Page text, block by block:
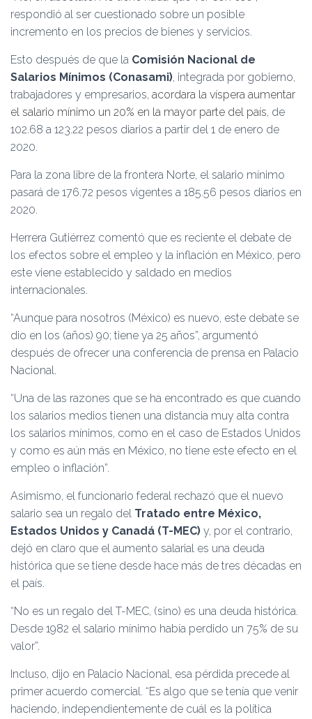
respondió al ser cuestionado sobre un posible
incremento en los precios de bienes y servicios.
Esto después de que la Comisión Nacional de
Salarios Mínimos (Conasami), integrada por gobierno,
trabajadores y empresarios, acordara la víspera aumentar
el salario mínimo un 20% en la mayor parte del país, de
102.68 a 123.22 pesos diarios a partir del 1 de enero de
2020.
Para la zona libre de la frontera Norte, el salario mínimo
pasará de 176.72 pesos vigentes a 185.56 pesos diarios en
2020.
Herrera Gutiérrez comentó que es reciente el debate de
los efectos sobre el empleo y la inflación en México, pero
este viene establecido y saldado en medios
internacionales.
“Aunque para nosotros (México) es nuevo, este debate se
dio en los (años) 90; tiene ya 25 años”, argumentó
después de ofrecer una conferencia de prensa en Palacio
Nacional.
“Una de las razones que se ha encontrado es que cuando
los salarios medios tienen una distancia muy alta contra
los salarios mínimos, como en el caso de Estados Unidos
y como es aún más en México, no tiene este efecto en el
empleo o inflación”.
Asimismo, el funcionario federal rechazó que el nuevo
salario sea un regalo del Tratado entre México,
Estados Unidos y Canadá (T-MEC) y, por el contrario,
dejó en claro que el aumento salarial es una deuda
histórica que se tiene desde hace más de tres décadas en
el país.
“No es un regalo del T-MEC, (sino) es una deuda histórica.
Desde 1982 el salario mínimo había perdido un 75% de su
valor”.
Incluso, dijo en Palacio Nacional, esa pérdida precede al
primer acuerdo comercial. “Es algo que se tenía que venir
haciendo, independientemente de cuál es la política